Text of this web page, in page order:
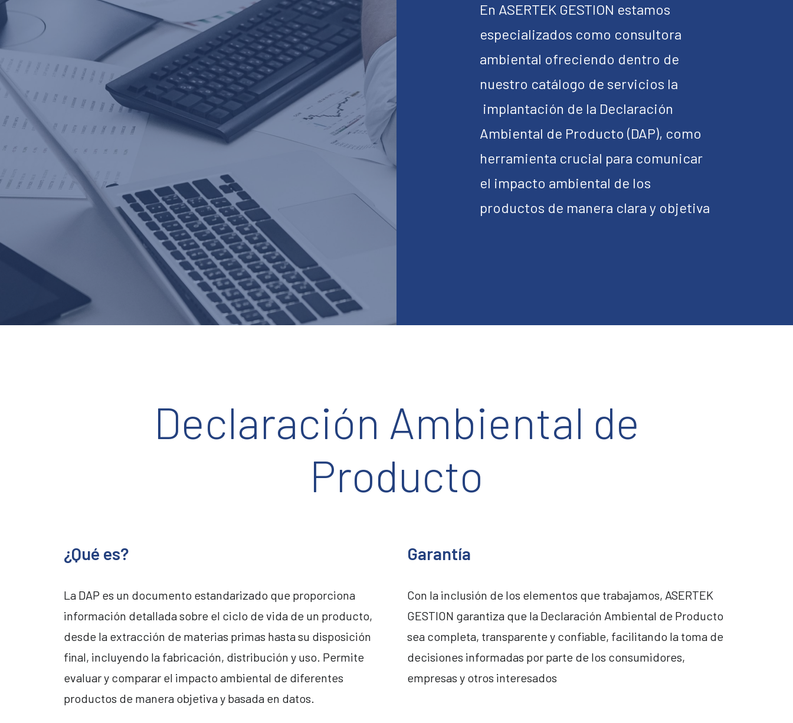
En ASERTEK GESTION estamos
especializados como consultora
ambiental ofreciendo dentro de
nuestro catálogo de servicios la
implantación de la Declaración
Ambiental de Producto (DAP), como
herramienta crucial para comunicar
el impacto ambiental de los
productos de manera clara y objetiva
Declaración Ambiental de
Producto
¿Qué es?
La DAP es un documento estandarizado que proporciona
información detallada sobre el ciclo de vida de un producto,
desde la extracción de materias primas hasta su disposición
final, incluyendo la fabricación, distribución y uso. Permite
evaluar y comparar el impacto ambiental de diferentes
productos de manera objetiva y basada en datos.
Garantía
Con la inclusión de los elementos que trabajamos, ASERTEK
GESTION garantiza que la Declaración Ambiental de Producto
sea completa, transparente y confiable, facilitando la toma de
decisiones informadas por parte de los consumidores,
empresas y otros interesados